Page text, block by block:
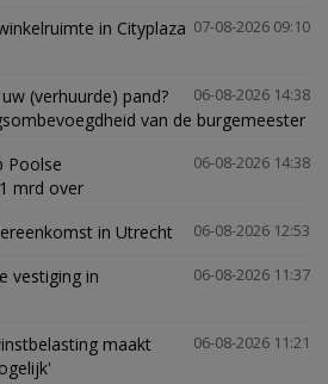
07-08-2026 09:10
in Cityplaza
06-08-2026 14:38
(verhuurde) pand?
van de burgemeester
06-08-2026 14:38
Poolse
mrd over
06-08-2026 12:53
in Utrecht
06-08-2026 11:37
vestiging in
06-08-2026 11:21
maakt